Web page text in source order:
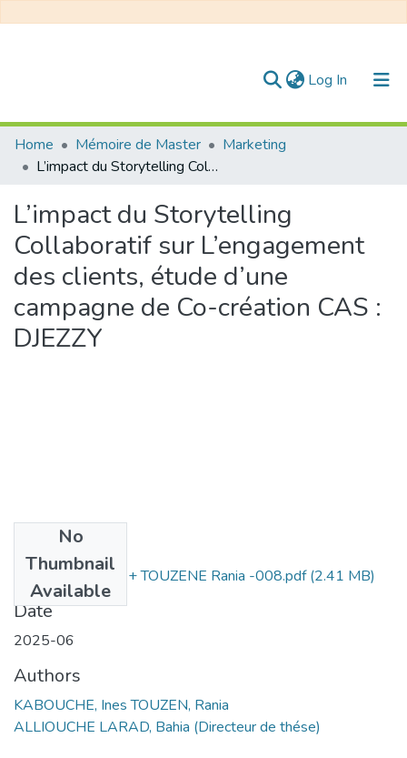
Log In (current)
Communities & Collections
All of DSpace
Statistics
Home Mémoire de Master
Marketing
L’impact du Storytelling Collaboratif sur L’engagement des clients, étude d’une campagne de Co-création CAS : DJEZZY
L’impact du Storytelling
Collaboratif sur L’engagement
des clients, étude d’une
campagne de Co-création CAS :
DJEZZY
No
Thumbnail
Available
KABOUCHE Ines + TOUZENE Rania -008.pdf(2.41 MB)
Date
2025-06
Authors
KABOUCHE, Ines TOUZEN, Rania
ALLIOUCHE LARAD, Bahia (Directeur de thése)